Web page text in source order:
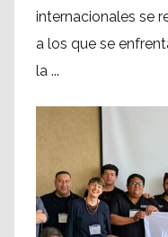
internacionales se
a los que se
la ...